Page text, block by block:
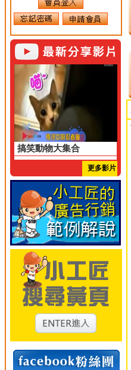
搞笑動物大集合
更多影片